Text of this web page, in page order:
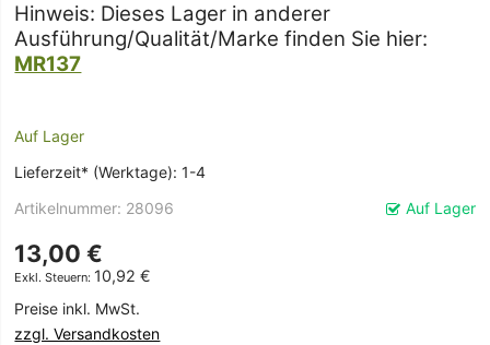
Hinweis: Dieses Lager in anderer
Ausführung/Qualität/Marke finden Sie hier:
MR137
Auf Lager
Lieferzeit* (Werktage): 1-4
Auf Lager
Artikelnummer 28096
13,00 €
10,92 €
Preise inkl. MwSt.
zzgl. Versandkosten